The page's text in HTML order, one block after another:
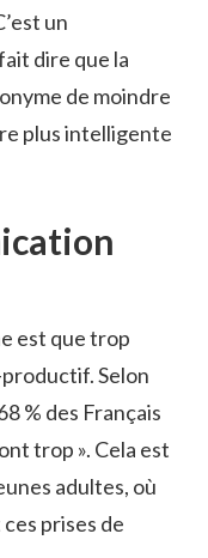
un
dire que la
de moindre
plus intelligente
est que trop
Selon
% des Français
trop ». Cela est
adultes, où
prises de